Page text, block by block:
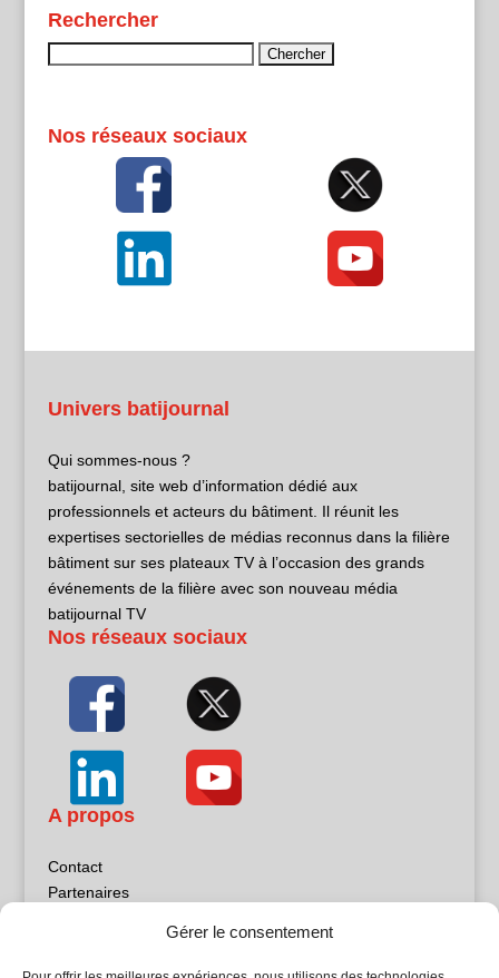
Gérer le consentement
Rechercher
Nos réseaux sociaux
Univers batijournal
Qui sommes-nous ?
batijournal, site web d’information dédié aux
professionnels et acteurs du bâtiment. Il réunit les
expertises sectorielles de médias reconnus dans la filière
bâtiment sur ses plateaux TV à l’occasion des grands
événements de la filière avec son nouveau média
batijournal TV
Nos réseaux sociaux
A propos
Contact
Partenaires
Politique de confidentialité